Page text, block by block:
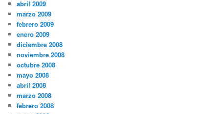
abril 2009
marzo 2009
febrero 2009
enero 2009
diciembre 2008
noviembre 2008
octubre 2008
mayo 2008
abril 2008
marzo 2008
febrero 2008